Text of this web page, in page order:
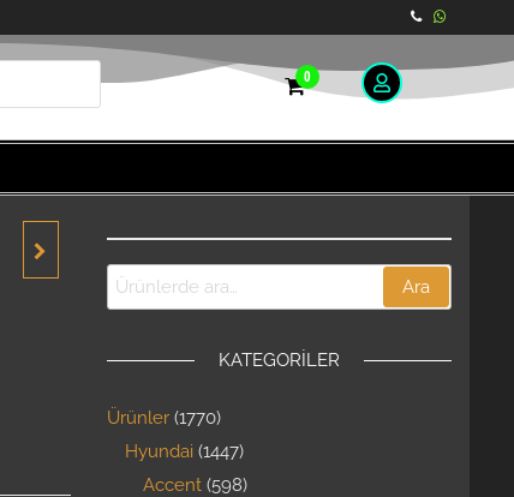
0
Ara
KATEGORILER
Ürünler 1770
Hyundai 1447
Accent 598